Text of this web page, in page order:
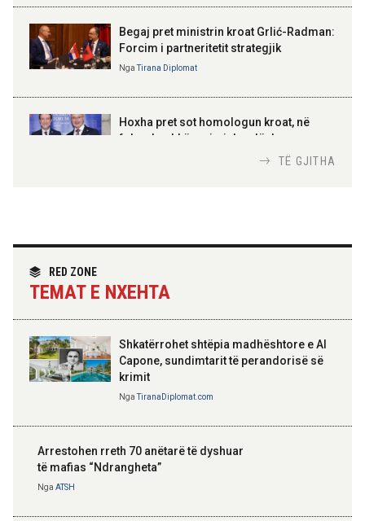
Kosovë!
100-vjetori i themelimit të
Urdhrit të Skënderbeut
Begaj pret ministrin kroat Grlić-Radman:
Forcim i partneritetit strategjik
NgaTirana Diplomat
Hoxha pret sot homologun kroat, në
fokus bashkëpunimi dypalësh
partneritetit strategjik
TË GJITHA
RED ZONE
TEMAT E NXEHTA
Shkatërrohet shtëpia madhështore e Al
Capone, sundimtarit të perandorisë së
krimit
NgaTiranaDiplomat.com
Arrestohen rreth 70 anëtarë të dyshuar
të mafias “Ndrangheta”
Nga ATSH